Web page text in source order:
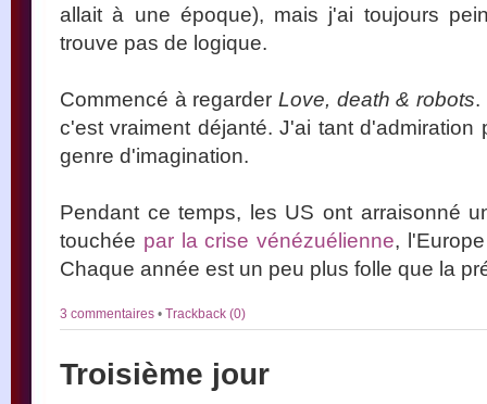
allait à une époque), mais j'ai toujours
trouve pas de logique.
Commencé à regarderLove, death & robots.
c'est vraiment déjanté. J'ai tant
genre d'imagination.
Pendant ce temps, les US ont arraisonné
touchée par la crise vénézuélienne,
Chaque année est un peu plus folle que la
3 commentaires • Trackback (0)
Troisième jour